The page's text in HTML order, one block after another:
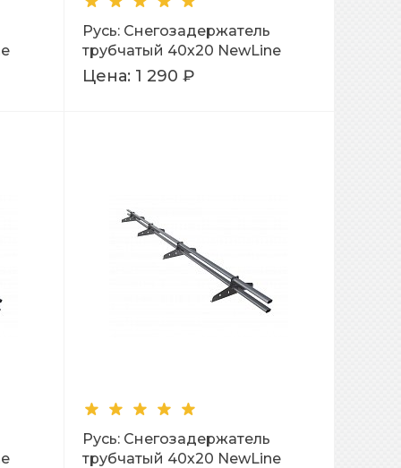
Русь: Снегозадержатель
трубчатый 40х20 NewLine
L=3м Ral 7024
Цена: 1 290 ₽
Русь: Снегозадержатель
трубчатый 40х20 NewLine